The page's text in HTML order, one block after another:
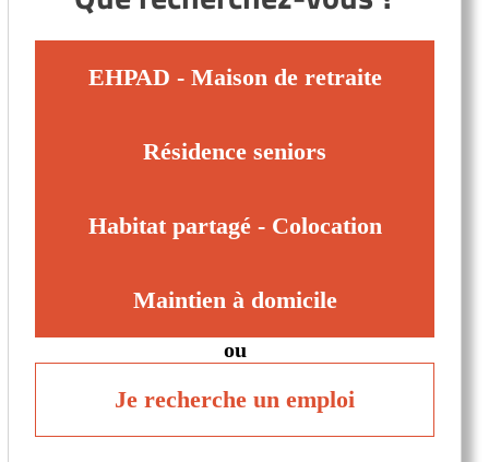
EHPAD - Maison de retraite
Résidence seniors
Habitat partagé - Colocation
Maintien à domicile
ou
Je recherche un emploi